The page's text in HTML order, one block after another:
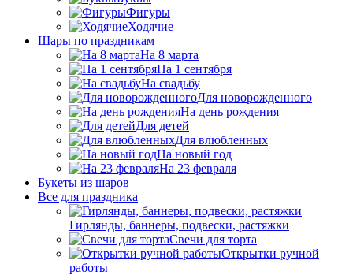
Фигуры
Ходячие
Шары по праздникам
На 8 марта
На 1 сентября
На свадьбу
Для новорожденного
На день рождения
Для детей
Для влюбленных
На новый год
На 23 февраля
Букеты из шаров
Bсе для праздника
Гирлянды, баннеры, подвески, растяжки
Свечи для торта
Открытки ручной
работы